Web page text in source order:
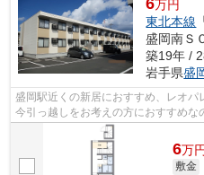
6万円
東北本線
盛岡南Ｓ
築19年 /
岩手県盛
盛岡駅近くの新居におすすめ、レオ
今引っ越しをお考えの方におすすめ
ーネット有り物件なので、入居後すぐ...
6万円
敷金